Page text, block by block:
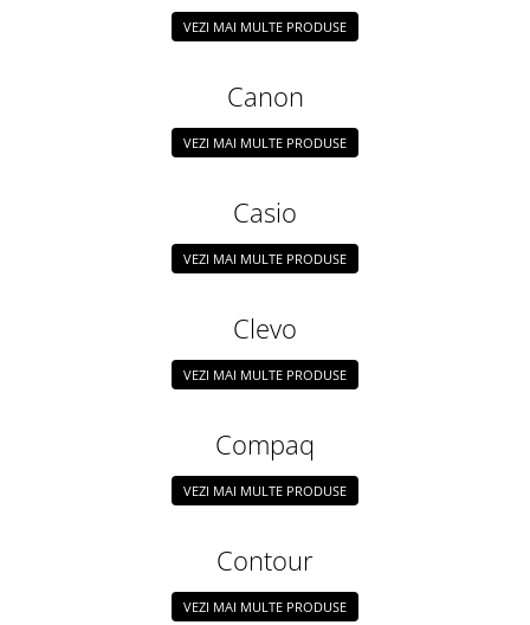
VEZI MAI MULTE PRODUSE
Canon
VEZI MAI MULTE PRODUSE
Casio
VEZI MAI MULTE PRODUSE
Clevo
VEZI MAI MULTE PRODUSE
Compaq
VEZI MAI MULTE PRODUSE
Contour
VEZI MAI MULTE PRODUSE